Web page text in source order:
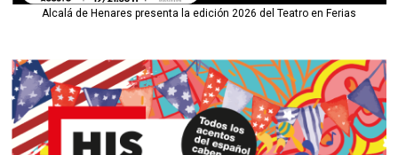
Alcalá de Henares presenta la edición 2026 del Teatro en Ferias